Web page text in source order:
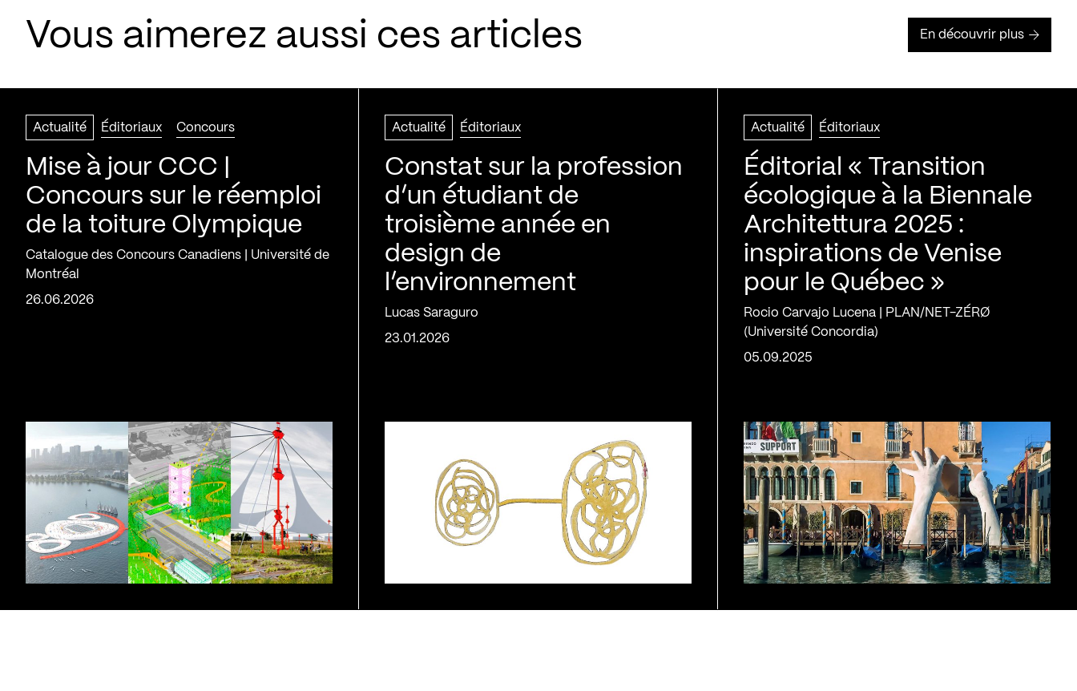
Vous aimerez aussi ces articles En découvrir plus
Actualité Éditoriaux Concours
Mise à jour CCC |
Concours sur le réemploi
de la toiture Olympique
Catalogue des Concours Canadiens | Université de
Montréal
26.06.2026
Actualité Éditoriaux
Constat sur la profession
d’un étudiant de
troisième année en
design de
l’environnement
Lucas Saraguro
23.01.2026
Actualité Éditoriaux
Éditorial « Transition
écologique à la Biennale
Architettura 2025 :
inspirations de Venise
pour le Québec »
Rocio Carvajo Lucena | PLAN/NET-ZÉRØ
(Université Concordia)
05.09.2025